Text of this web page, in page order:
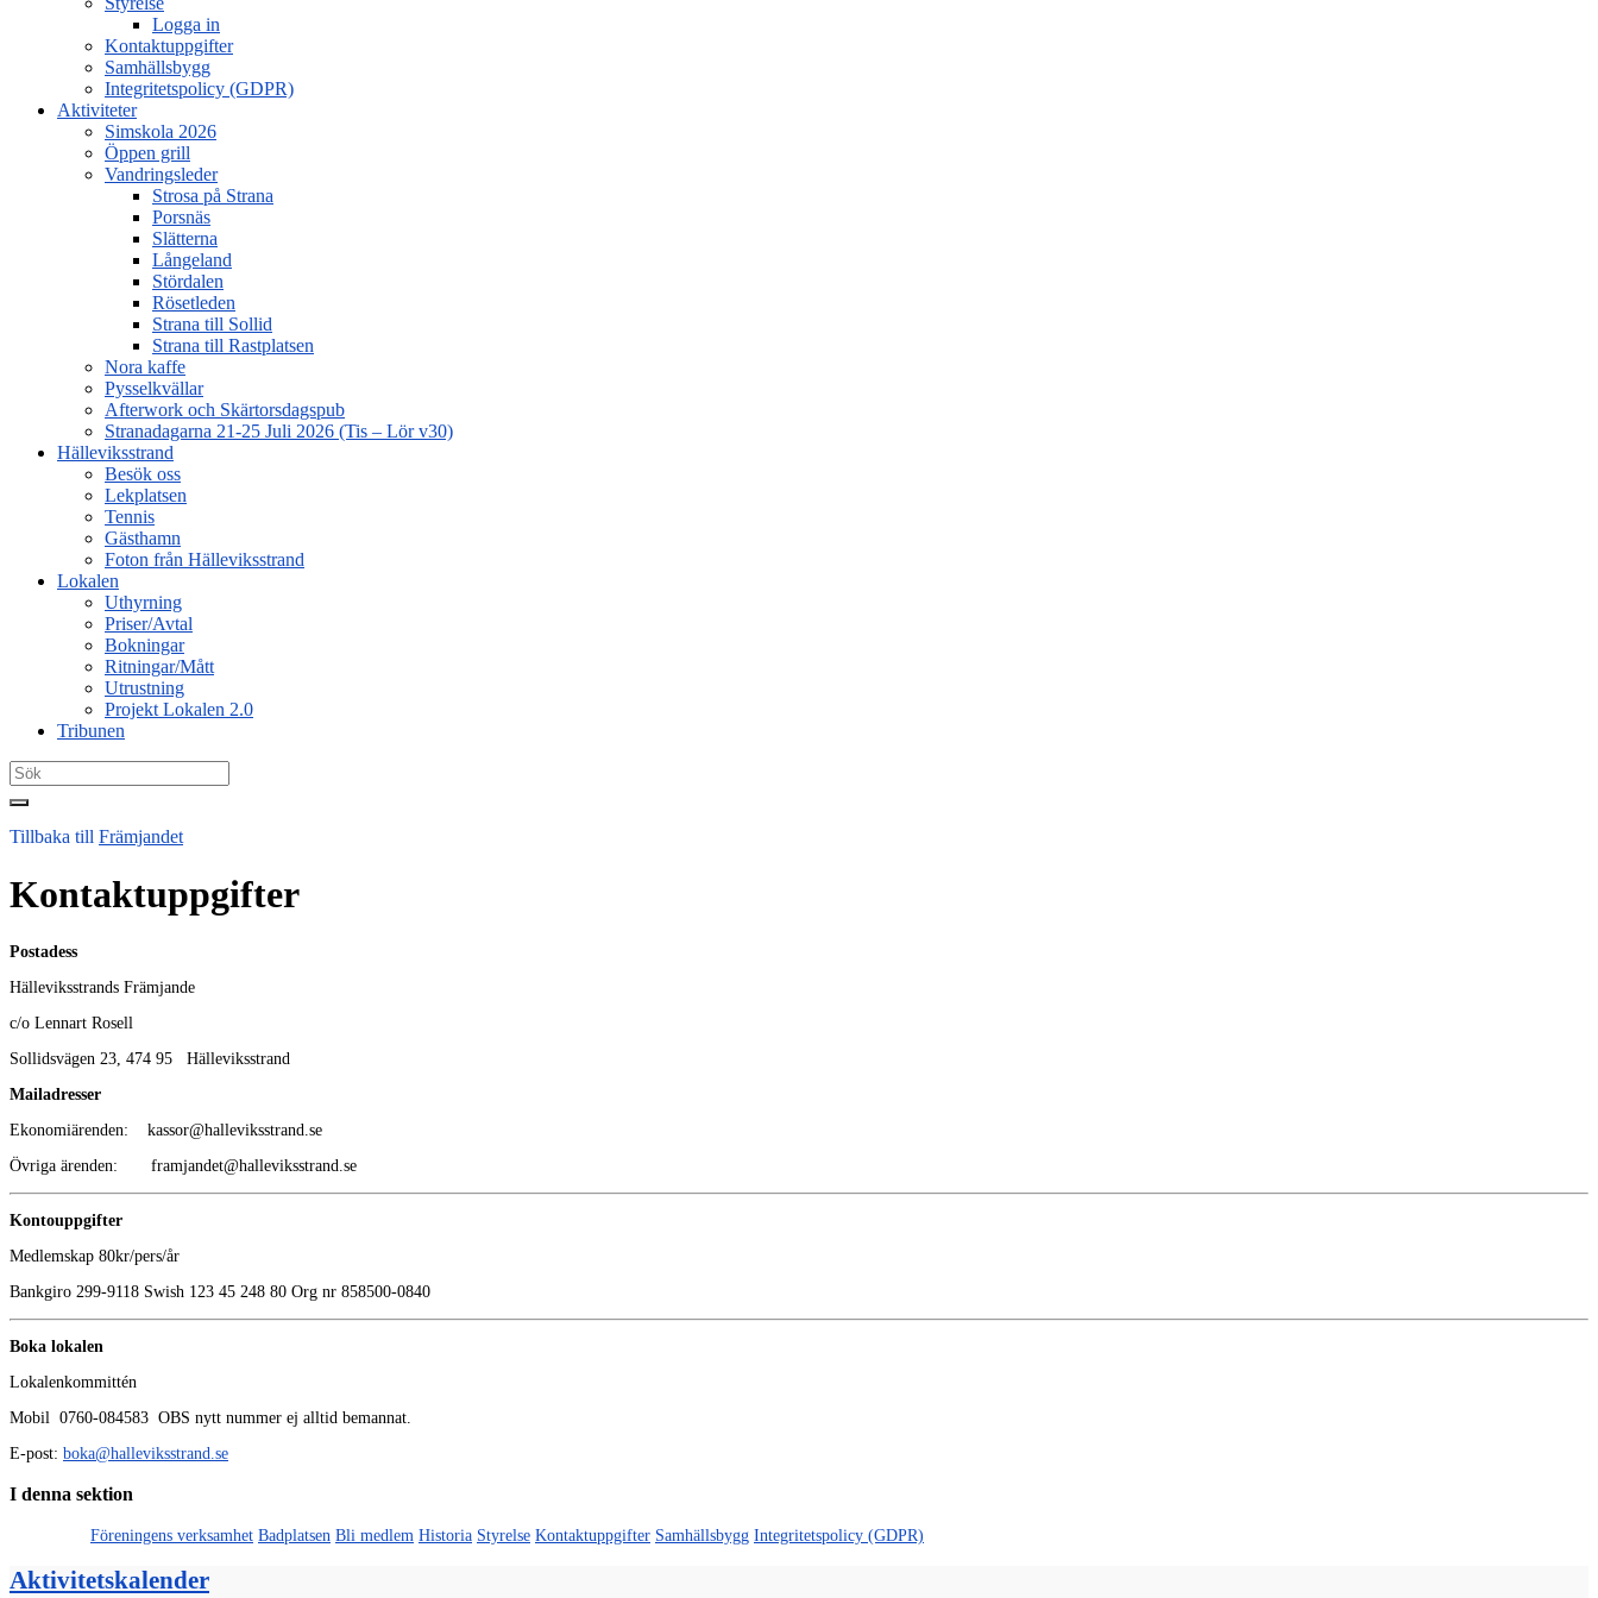
Logga in
Kontaktuppgifter
Samhällsbygg
Integritetspolicy (GDPR)
Aktiviteter
Simskola 2026
Öppen grill
Vandringsleder
Strosa på Strana
Porsnäs
Slätterna
Långeland
Stördalen
Rösetleden
Strana till Sollid
Strana till Rastplatsen
Nora kaffe
Pysselkvällar
Afterwork och Skärtorsdagspub
Stranadagarna 21-25 Juli 2026 (Tis – Lör v30)
Hälleviksstrand
Besök oss
Lekplatsen
Tennis
Gästhamn
Foton från Hälleviksstrand
Lokalen
Uthyrning
Priser/Avtal
Bokningar
Ritningar/Mått
Utrustning
Projekt Lokalen 2.0
Tribunen
Search
for:
Tillbaka till Främjandet
Kontaktuppgifter
Postadess
Hälleviksstrands Främjande
c/o Lennart Rosell
Sollidsvägen 23, 474 95 Hälleviksstrand
Mailadresser
Ekonomiärenden: kassor@halleviksstrand.se
Övriga ärenden: framjandet@halleviksstrand.se
Kontouppgifter
Medlemskap 80kr/pers/år
Bankgiro 299-9118 Swish 123 45 248 80 Org nr 858500-0840
Boka lokalen
Lokalenkommittén
Mobil 0760-084583 OBS nytt nummer ej alltid bemannat.
E-post: boka@halleviksstrand.se
I denna sektion
Föreningens verksamhet Badplatsen Bli medlem Historia Styrelse Kontaktuppgifter Samhällsbygg Integritetspolicy (GDPR)
Aktivitetskalender